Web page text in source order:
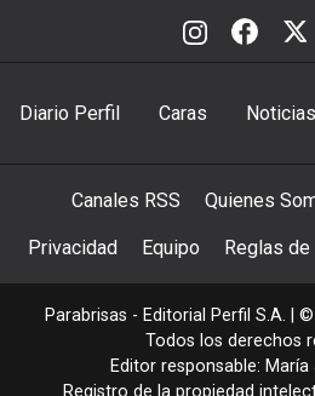
Diario Perfil Caras Noticias
Canales RSS Quienes
Privacidad Equipo Reglas
Parabrisas - Editorial Perfil S.A. |
Todos los derechos
Editor responsable:
Registro de la propiedad